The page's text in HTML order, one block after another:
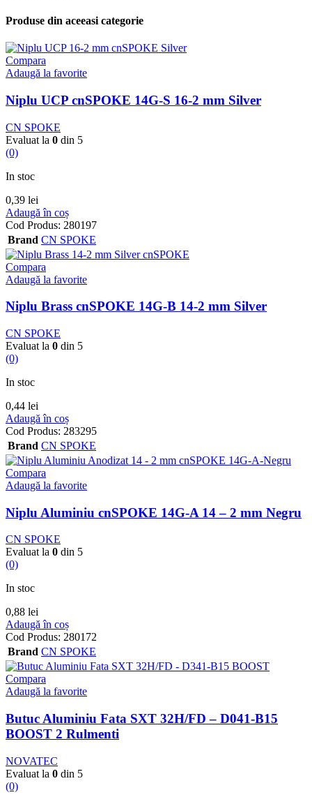
Produse din aceeasi categorie
Compara
Adaugă la favorite
Niplu UCP cnSPOKE 14G-S 16-2 mm Silver
CN SPOKE
Evaluat la 0 din 5
(0)
In stoc
0,39 lei
Adaugă în coș
Cod Produs: 280197
Brand CN SPOKE
Compara
Adaugă la favorite
Niplu Brass cnSPOKE 14G-B 14-2 mm Silver
CN SPOKE
Evaluat la 0 din 5
(0)
In stoc
0,44 lei
Adaugă în coș
Cod Produs: 283295
Brand CN SPOKE
Compara
Adaugă la favorite
Niplu Aluminiu cnSPOKE 14G-A 14 – 2 mm Negru
CN SPOKE
Evaluat la 0 din 5
(0)
In stoc
0,88 lei
Adaugă în coș
Cod Produs: 280172
Brand CN SPOKE
Compara
Adaugă la favorite
Butuc Aluminiu Fata SXT 32H/FD – D041-B15
BOOST 2 Rulmenti
NOVATEC
Evaluat la 0 din 5
(0)